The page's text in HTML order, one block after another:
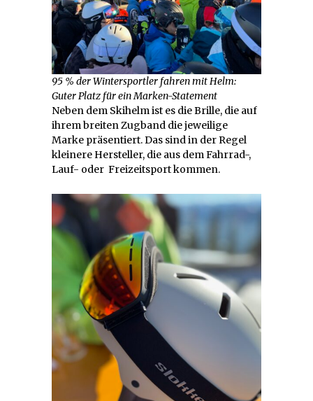
95 % der Wintersportler fahren mit Helm:
Guter Platz für ein Marken-Statement
Neben dem Skihelm ist es die Brille, die auf
ihrem breiten Zugband die jeweilige
Marke präsentiert. Das sind in der Regel
kleinere Hersteller, die aus dem Fahrrad-,
Lauf- oder Freizeitsport kommen.